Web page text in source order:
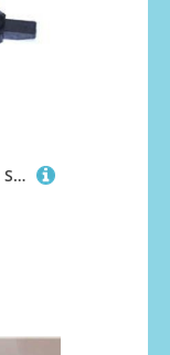
Carrera 85203 EV/EX/DIG 132 STÜTZENKOPF VARIABLE